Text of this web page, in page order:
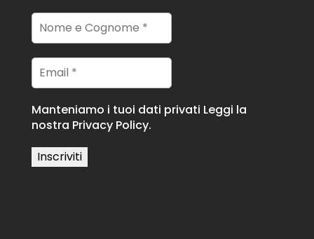
Manteniamo i tuoi dati privati Leggi la
nostra Privacy Policy.